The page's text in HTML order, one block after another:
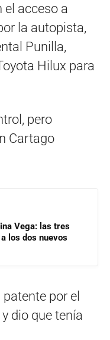
el acceso a
la autopista,
Punilla,
Hilux para
pero
Cartago
Vega: las tres
los dos nuevos
por el
dio que tenía